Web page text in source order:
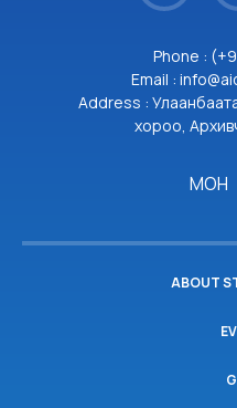
Phone :
Email :
Address :
хороо,
МОН
ABOUT